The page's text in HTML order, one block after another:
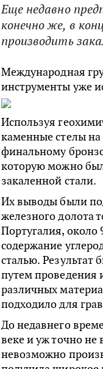
Еще недавно
конечно же, в
производить
Международная
инструменты уже
Используя
каменные стелы
финальному
которую можно
закаленной стали.
Их выводы были
железного долота
Португалия, около
содержание
сталью. Результат
путем проведения
различных
подходило для
До недавнего
веке и уж точно
невозможно